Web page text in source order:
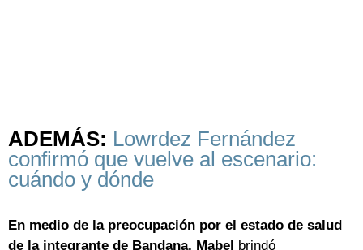
ADEMÁS: Lowrdez Fernández
confirmó que vuelve al escenario:
cuándo y dónde
En medio de la preocupación por el estado de salud
de la integrante de Bandana, Mabel brindó